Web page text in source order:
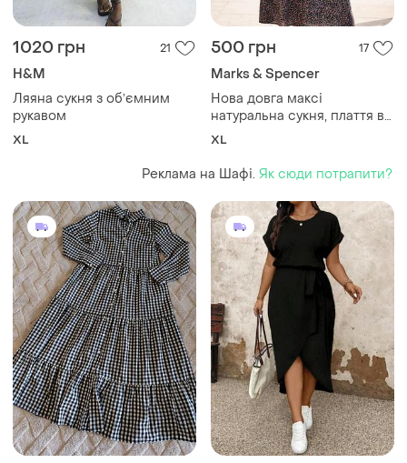
1020 грн 21
H&M
Ляяна сукня з обʼємним
рукавом
XL
500 грн 17
Marks & Spencer
Нова довга максі
натуральна сукня, плаття в
XL
Реклама на Шафі. Як сюди потрапити?